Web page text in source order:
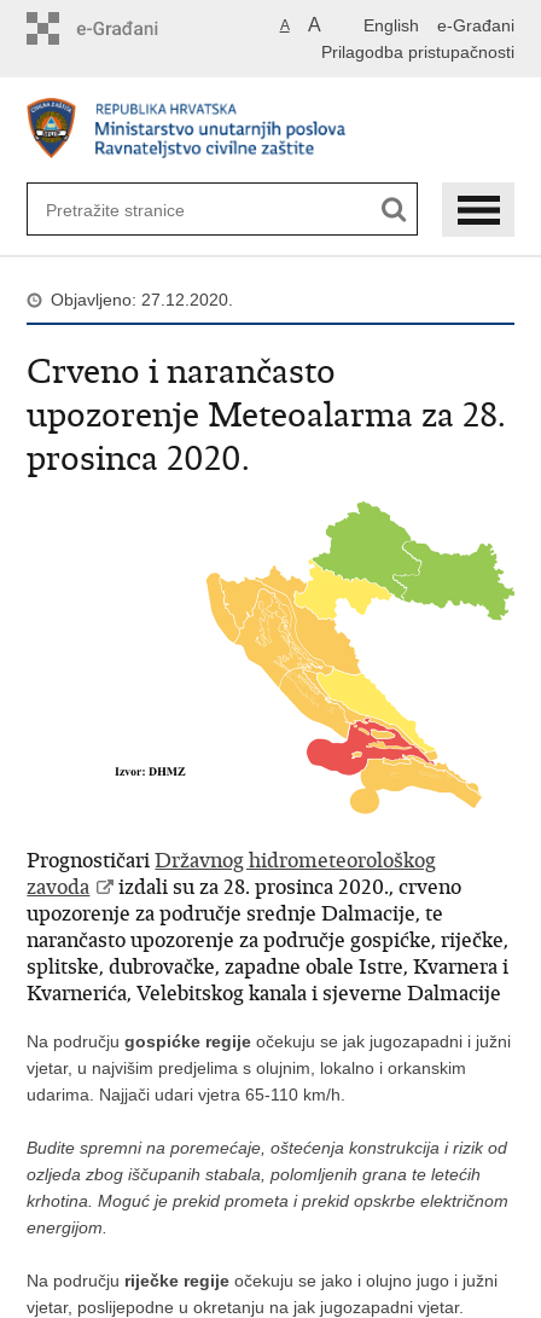
English e-Građani
A A
Prilagodba pristupačnosti
Objavljeno: 27.12.2020.
Crveno i narančasto
upozorenje Meteoalarma za 28.
prosinca 2020.
PrognostičariDržavnog hidrometeorološkog
zavoda
izdali su za 28. prosinca 2020., crveno
upozorenje za područje srednje Dalmacije, te
narančasto upozorenje za područje gospićke, riječke,
splitske, dubrovačke, zapadne obale Istre, Kvarnera i
Kvarnerića, Velebitskog kanala i sjeverne Dalmacije
Na područjugospićke regije očekuju se jak jugozapadni i južni
vjetar, u najvišim predjelima s olujnim, lokalno i orkanskim
udarima. Najjači udari vjetra 65-110 km/h.
Budite spremni na poremećaje, oštećenja konstrukcija i rizik od
ozljeda zbog iščupanih stabala, polomljenih grana te letećih
krhotina. Moguć je prekid prometa i prekid opskrbe električnom
energijom.
Na području riječke regije očekuju se jako i olujno jugo i južni
vjetar, poslijepodne u okretanju na jak jugozapadni vjetar.